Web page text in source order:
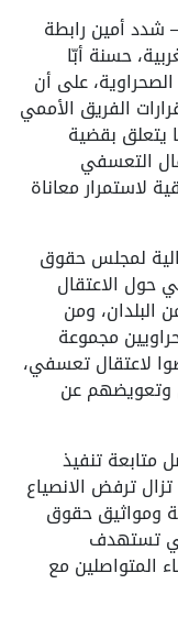
سبتمبر 2025 (واص)– شدد أمين رابطة
حسنة أبّا
على أن
الفريق الأممي
يتعلق بقضية
التعسفي
لاستمرار معاناة
لمجلس حقوق
حول الاعتقال
البلدان، ومن
مجموعة
لاعتقال تعسفي،
وتعويضهم عن
متابعة تنفيذ
ترفض الانصياع
ومواثيق حقوق
تستهدف
المتواصلين مع